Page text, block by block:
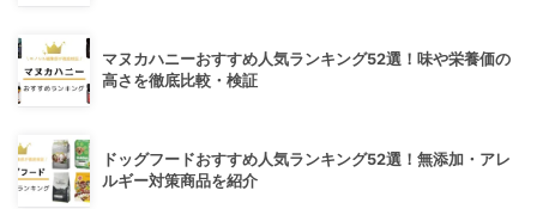
マヌカハニーおすすめ人気ランキング52選！味や栄養価の
高さを徹底比較・検証
ドッグフードおすすめ人気ランキング52選！無添加・アレ
ルギー対策商品を紹介